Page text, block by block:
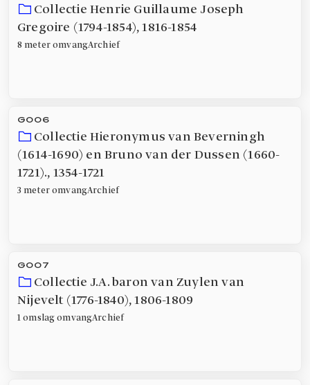
Collectie Henrie Guillaume Joseph
Gregoire (1794-1854),1816-1854
8 meteromvangArchief
G006
Collectie Hieronymus van Beverningh
(1614-1690) en Bruno van der Dussen (1660-
1721).,1354-1721
3 meteromvangArchief
G007
Collectie J.A. baron van Zuylen van
Nijevelt (1776-1840),1806-1809
1 omslagomvangArchief